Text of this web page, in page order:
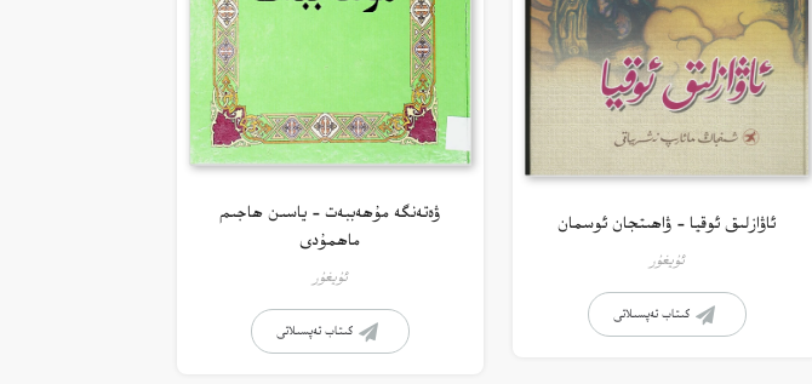
ئاۋازلىق ئوقيا – ۋاھىتجان ئوسمان
ئۇيغۇر
كىتاب تەپسىلاتى
ۋەتەنگە مۇھەببەت – ياسىن ھاجىم
ماھمۇدى
ئۇيغۇر
كىتاب تەپسىلاتى